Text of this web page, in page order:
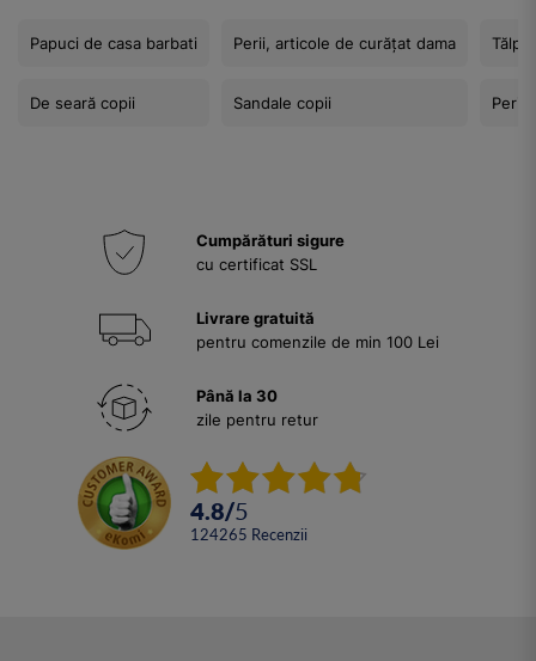
Durabile
doar o chestiune de estetică, ci reprezintă fundament
Papuci de casa barbati
De seară copii
Perii, articole de curățat dama
Sandale copii
Tălpici
Perii,
Cumpărături sigure
cu certificat SSL
Livrare gratuită
pentru comenzile de min 100 Lei
Până la 30
zile pentru retur
4.8/5
124265 Recenzii